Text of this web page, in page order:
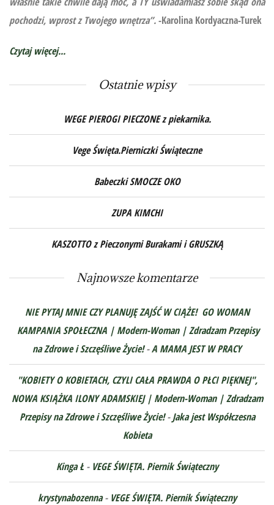
pochodzi, wprost z Twojego wnętrza”.-Karolina Kordyaczna-Turek
Czytaj więcej...
Ostatnie wpisy
WEGE PIEROGI PIECZONE z piekarnika.
Vege Święta.Pierniczki Świąteczne
Babeczki SMOCZE OKO
ZUPA KIMCHI
KASZOTTO z Pieczonymi Burakami i GRUSZKĄ
Najnowsze komentarze
NIE PYTAJ MNIE CZY PLANUJĘ ZAJŚĆ W CIĄŻE! GO WOMAN
KAMPANIA SPOŁECZNA | Modern-Woman | Zdradzam Przepisy
na Zdrowe i Szczęśliwe Życie!-A MAMA JEST W PRACY
"KOBIETY O KOBIETACH, CZYLI CAŁA PRAWDA O PŁCI PIĘKNEJ",
NOWA KSIĄŻKA ILONY ADAMSKIEJ | Modern-Woman | Zdradzam
Przepisy na Zdrowe i Szczęśliwe Życie!-Jaka jest Współczesna
Kobieta
Kinga Ł- VEGE ŚWIĘTA. Piernik Świąteczny
krystynabozenna- VEGE ŚWIĘTA. Piernik Świąteczny